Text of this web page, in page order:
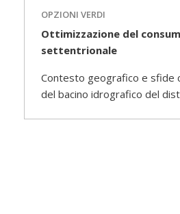
OPZIONI VERDI
Ottimizzazione del
settentrionale
Contesto geografico e sfide
del bacino idrografico del